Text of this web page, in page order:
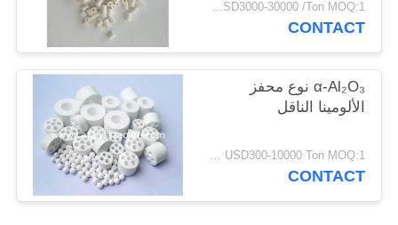
USD3000-30000 /Ton MOQ:1 كغم
CONTACT
α-Al₂O₃ نوع محفز
الألومينا الناقل
USD300-10000 Ton MOQ:1 كغم
CONTACT